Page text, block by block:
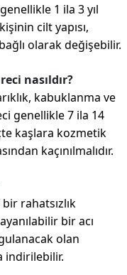
1 ila 3 yıl
cilt yapısı,
olarak değişebilir.
nasıldır?
kabuklanma ve
genellikle 7 ila 14
kaşlara kozmetik
kaçınılmalıdır.
rahatsızlık
bir acı
olan
indirilebilir.